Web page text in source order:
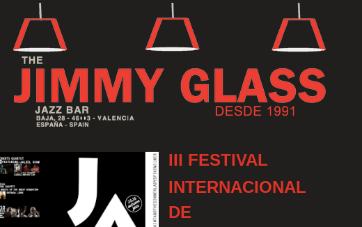
III FESTIVAL
INTERNACIONAL
DE